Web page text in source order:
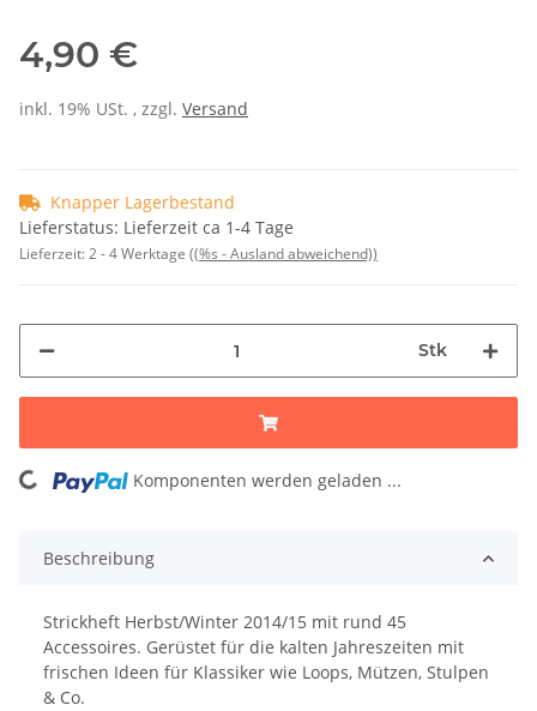
4,90 €
inkl. 19% USt. , zzgl. Versand
Knapper Lagerbestand
Lieferstatus: Lieferzeit ca 1-4 Tage
Lieferzeit:2 - 4 Werktage ((%s - Ausland abweichend))
Stk
Loading... Komponenten werden geladen ...
Beschreibung
Strickheft Herbst/Winter 2014/15 mit rund 45
Accessoires. Gerüstet für die kalten Jahreszeiten mit
frischen Ideen für Klassiker wie Loops, Mützen, Stulpen
& Co.